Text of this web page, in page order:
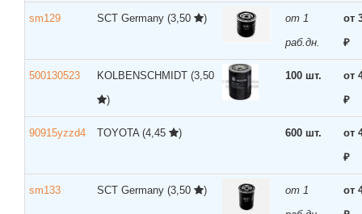
sm129 SCT Germany (3,50 )
от 1
раб.дн.
от
₽
500130523 KOLBENSCHMIDT (3,50
)
100 шт.
от
₽
90915yzzd4 TOYOTA (4,45 ) 600 шт.
от
₽
sm133 SCT Germany (3,50 )
от 1
от